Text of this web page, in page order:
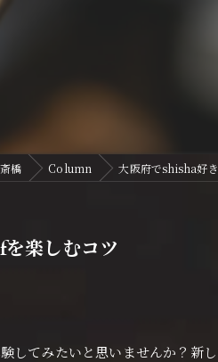
橋 Column 大阪府でshisha好
楽しむコツ
みたいと思いませんか？新し